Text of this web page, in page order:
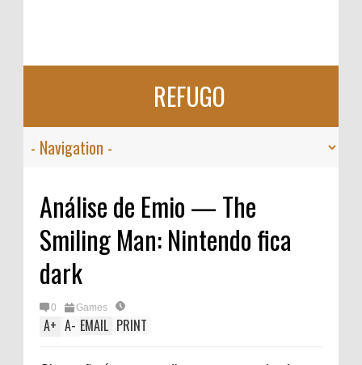
REFUGO
Análise de Emio — The
Smiling Man: Nintendo fica
dark
0 Games
A+ A- EMAIL PRINT